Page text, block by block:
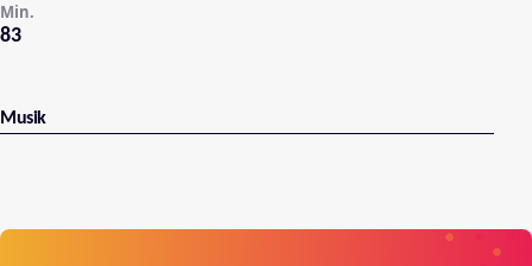
83
Min.
Musik